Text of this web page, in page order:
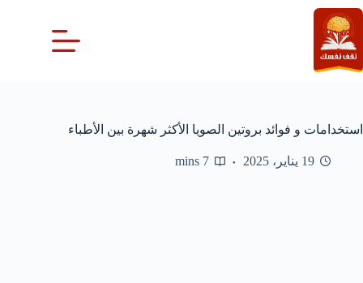
التجاوز
إلى
المحتوى
استخدامات و فوائد بروتين الصويا الأكثر شهرة بين الأطباء
19 يناير، 2025 7 mins